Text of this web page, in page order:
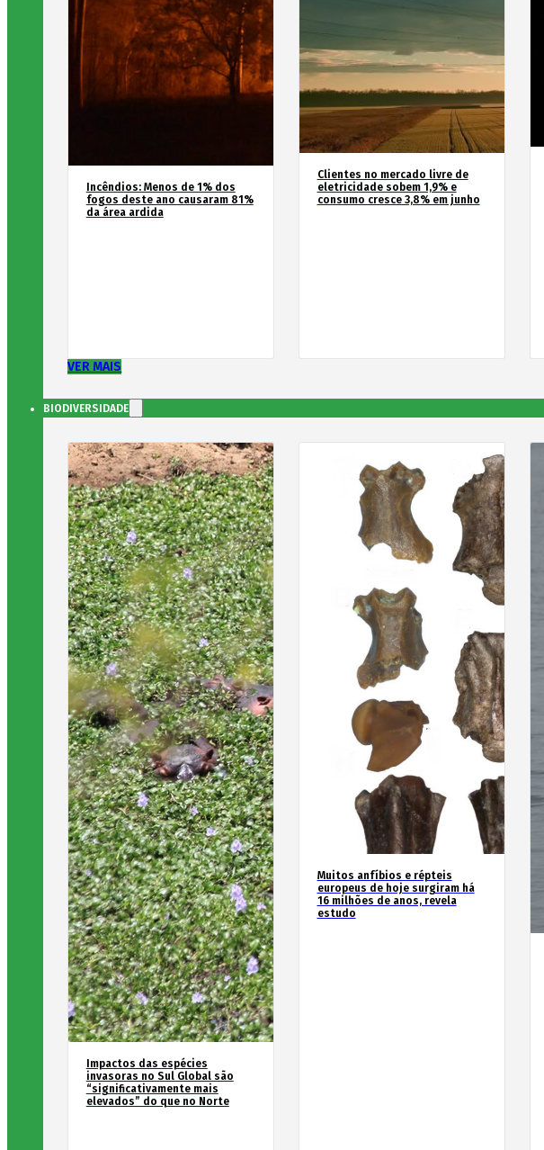
Incêndios: Menos de 1% dos
fogos deste ano causaram 81%
da área ardida
Clientes no mercado livre de
eletricidade sobem 1,9% e
consumo cresce 3,8% em junho
VER MAIS
BIODIVERSIDADE
Impactos das espécies
invasoras no Sul Global são
“significativamente mais
elevados” do que no Norte
Muitos anfíbios e répteis
europeus de hoje surgiram há
16 milhões de anos, revela
estudo